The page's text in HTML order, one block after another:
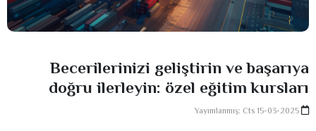
Becerilerinizi geliştirin ve başarıya
doğru ilerleyin: özel eğitim kursları
Yayımlanmış: Cts 15-03-2025